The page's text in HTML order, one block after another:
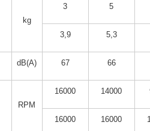
kg
3 5
3,9 5,3
dB(A) 67 66
RPM
16000 14000
16000 16000